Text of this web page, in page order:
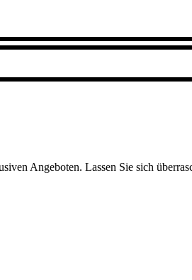
Angeboten. Lassen Sie sich